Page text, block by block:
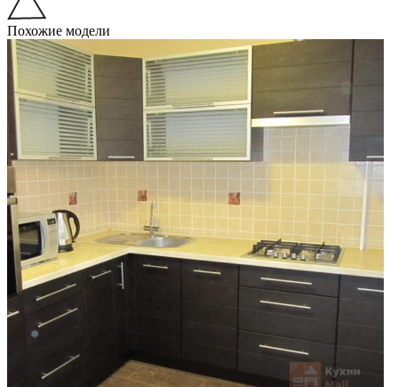
Похожие модели